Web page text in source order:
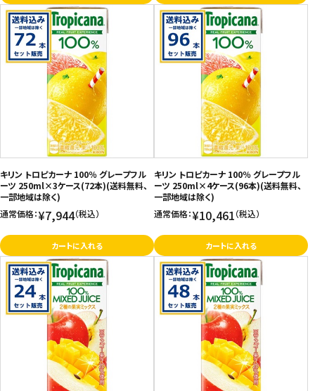
キリン トロピカーナ 100％ グレープフル
ーツ 250ml×3ケース(72本)(送料無料、
一部地域は除く)
通常価格：¥7,944（税込）
カートに入れる
キリン トロピカーナ 100％ グレープフル
ーツ 250ml×4ケース(96本)(送料無料、
一部地域は除く)
通常価格：¥10,461（税込）
カートに入れる